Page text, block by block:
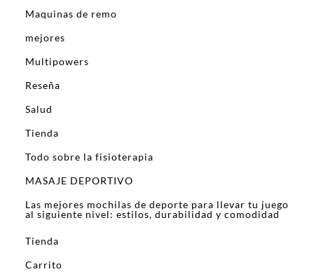
Maquinas de remo
mejores
Multipowers
Reseña
Salud
Tienda
Todo sobre la fisioterapia
MASAJE DEPORTIVO
Las mejores mochilas de deporte para llevar tu juego
al siguiente nivel: estilos, durabilidad y comodidad
Tienda
Carrito